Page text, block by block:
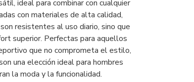
ideal para combinar con cualquier
con materiales de alta calidad,
resistentes al uso diario, sino que
superior. Perfectas para aquellos
que no comprometa el estilo,
una elección ideal para hombres
la moda y la funcionalidad.